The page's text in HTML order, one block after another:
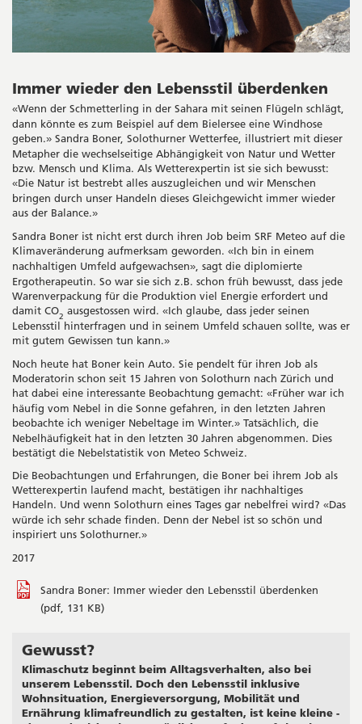
Immer wieder den Lebensstil überdenken
«Wenn der Schmetterling in der Sahara mit seinen Flügeln schlägt,
dann könnte es zum Beispiel auf dem Bielersee eine Windhose
geben.» Sandra Boner, Solothurner Wetterfee, illustriert mit dieser
Metapher die wechselseitige Abhängigkeit von Natur und Wetter
bzw. Mensch und Klima. Als Wetterexpertin ist sie sich bewusst:
«Die Natur ist bestrebt alles auszugleichen und wir Menschen
bringen durch unser Handeln dieses Gleichgewicht immer wieder
aus der Balance.»
Sandra Boner ist nicht erst durch ihren Job beim SRF Meteo auf die
Klimaveränderung aufmerksam geworden. «Ich bin in einem
nachhaltigen Umfeld aufgewachsen» , sagt die diplomierte
Ergotherapeutin. So war sie sich z.B. schon früh bewusst, dass jede
Warenverpackung für die Produktion viel Energie erfordert und
damit CO2 ausgestossen wird. «Ich glaube, dass jeder seinen
Lebensstil hinterfragen und in seinem Umfeld schauen sollte, was er
mit gutem Gewissen tun kann.»
Noch heute hat Boner kein Auto. Sie pendelt für ihren Job als
Moderatorin schon seit 15 Jahren von Solothurn nach Zürich und
hat dabei eine interessante Beobachtung gemacht: «Früher war ich
häufig vom Nebel in die Sonne gefahren, in den letzten Jahren
beobachte ich weniger Nebeltage im Winter.» Tatsächlich, die
Nebelhäufigkeit hat in den letzten 30 Jahren abgenommen. Dies
bestätigt die Nebelstatistik von Meteo Schweiz.
Die Beobachtungen und Erfahrungen, die Boner bei ihrem Job als
Wetterexpertin laufend macht, bestätigen ihr nachhaltiges
Handeln. Und wenn Solothurn eines Tages gar nebelfrei wird? «Das
würde ich sehr schade finden. Denn der Nebel ist so schön und
inspiriert uns Solothurner.»
2017
Sandra Boner: Immer wieder den Lebensstil überdenken
(pdf, 131 KB)
Seitenleiste
Gewusst?
Klimaschutz beginnt beim Alltagsverhalten, also bei
unserem Lebensstil. Doch den Lebensstil inklusive
Wohnsituation, Energieversorgung, Mobilität und
Ernährung klimafreundlich zu gestalten, ist keine kleine -